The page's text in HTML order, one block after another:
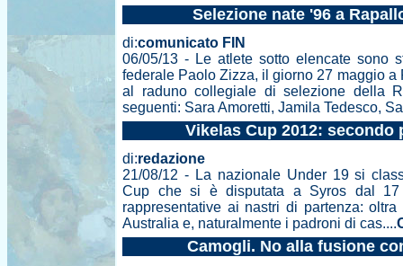
Selezione nate '96 a
di:comunicato FIN
06/05/13 - Le atlete sotto elencate sono
federale Paolo Zizza, il giorno 27 maggio a
al raduno collegiale di selezione della
seguenti: Sara Amoretti, Jamila Tedesco,
Vikelas Cup 2012: secondo
di:redazione
21/08/12 - La nazionale Under 19 si
Cup che si è disputata a Syros dal
rappresentative ai nastri di partenza:
Australia e, naturalmente i padroni di cas....
Camogli. No alla fusione